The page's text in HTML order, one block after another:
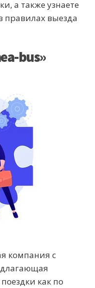
а также узнаете
правилах выезда
bus»
компания с
как по